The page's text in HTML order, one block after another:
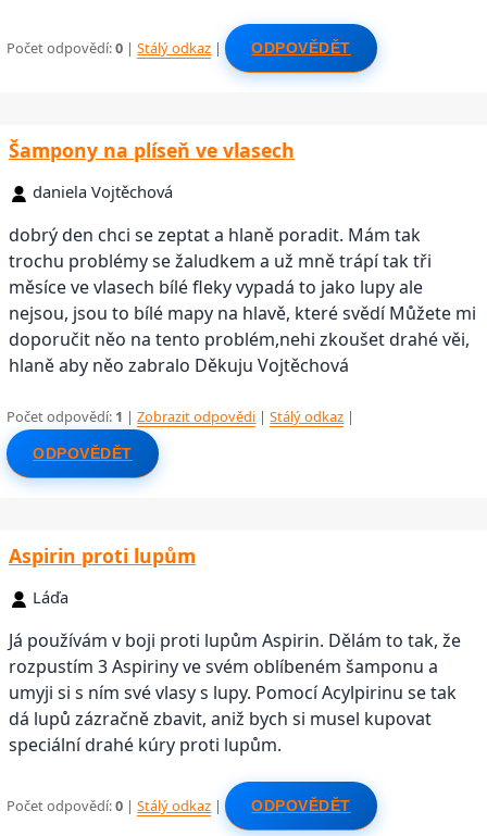
Počet odpovědí:0 |Stálý odkaz | ODPOVĚDĚT
Šampony na plíseň ve vlasech
daniela Vojtěchová
dobrý den chci se zeptat a hlaně poradit. Mám tak
trochu problémy se žaludkem a už mně trápí tak tři
měsíce ve vlasech bílé fleky vypadá to jako lupy ale
nejsou, jsou to bílé mapy na hlavě, které svědí Můžete mi
doporučit něo na tento problém,nehi zkoušet drahé věi,
hlaně aby něo zabralo Děkuju Vojtěchová
Počet odpovědí: 1 |Zobrazit odpovědi |Stálý odkaz |
ODPOVĚDĚT
Aspirin proti lupům
Láďa
Já používám v boji proti lupům Aspirin. Dělám to tak, že
rozpustím 3 Aspiriny ve svém oblíbeném šamponu a
umyji si s ním své vlasy s lupy. Pomocí Acylpirinu se tak
dá lupů zázračně zbavit, aniž bych si musel kupovat
speciální drahé kúry proti lupům.
Počet odpovědí:0 |Stálý odkaz | ODPOVĚDĚT